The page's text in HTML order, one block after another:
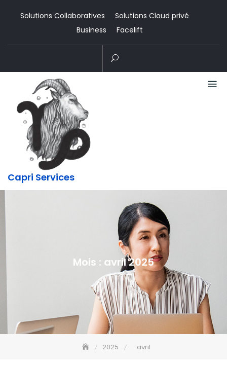
Solutions Collaboratives
Solutions Cloud privé
Business
Facelift
Capri Services
Mois : avril 2025
2025 avril